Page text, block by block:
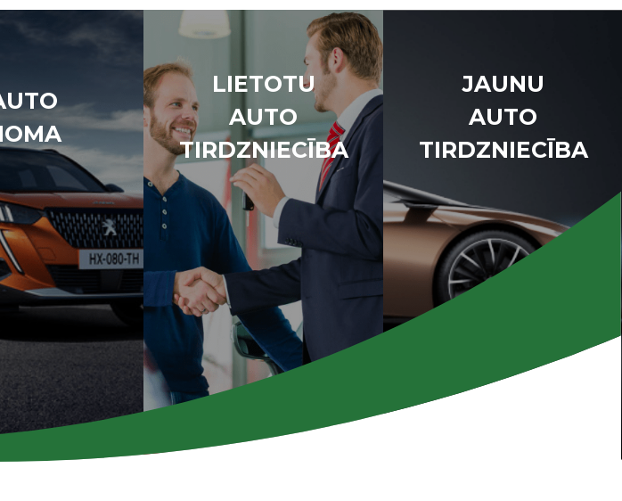
LIETOTU
AUTO
TIRDZNIECĪBA
JAUNU
AUTO
TIRDZNIECĪBA